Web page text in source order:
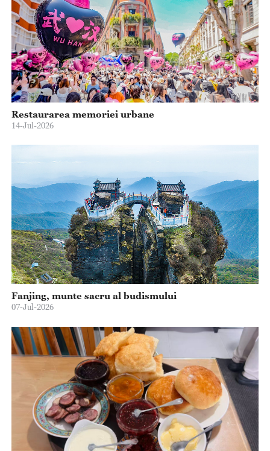
Restaurarea memoriei urbane
14-Jul-2026
Fanjing, munte sacru al budismului
07-Jul-2026